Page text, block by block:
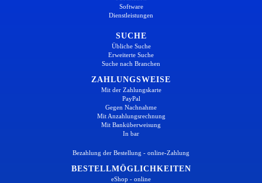
Software
Dienstleistungen
SUCHE
Übliche Suche
Erweiterte Suche
Suche nach Branchen
ZAHLUNGSWEISE
Mit der Zahlungskarte
PayPal
Gegen Nachnahme
Mit Anzahlungsrechnung
Mit Banküberweisung
In bar
Bezahlung der Bestellung - online-Zahlung
BESTELLMÖGLICHKEITEN
eShop - online